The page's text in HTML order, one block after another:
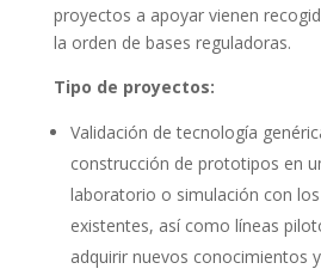
proyectos a apoyar vienen
la orden de bases reguladoras.
Tipo de proyectos:
Validación de tecnología
construcción de prototipos en
laboratorio o simulación con
existentes, así como líneas
adquirir nuevos conocimientos